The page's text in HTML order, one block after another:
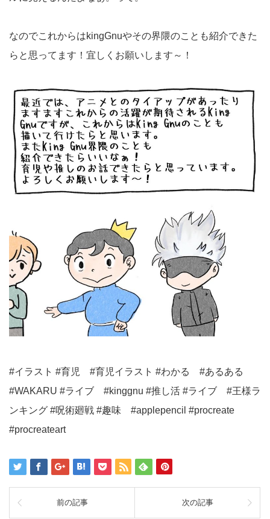
なのでこれからはkingGnuやその界隈のことも紹介できた
らと思ってます！宜しくお願いします～！
#イラスト #育児 #育児イラスト #わかる #あるある
#WAKARU #ライブ #kinggnu #推し活 #ライブ #王様ラ
ンキング #呪術廻戦 #趣味 #applepencil #procreate
#procreateart
前の記事 次の記事